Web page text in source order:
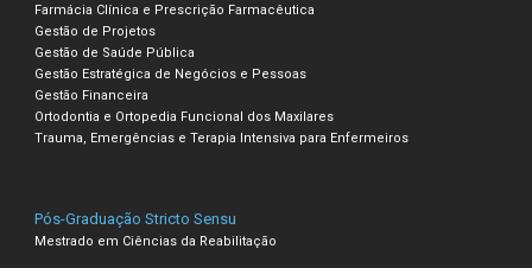
Farmácia Clínica e Prescrição Farmacêutica
Gestão de Projetos
Gestão de Saúde Pública
Gestão Estratégica de Negócios e Pessoas
Gestão Financeira
Ortodontia e Ortopedia Funcional dos Maxilares
Trauma, Emergências e Terapia Intensiva para Enfermeiros
Pós-Graduação Stricto Sensu
Mestrado em Ciências da Reabilitação